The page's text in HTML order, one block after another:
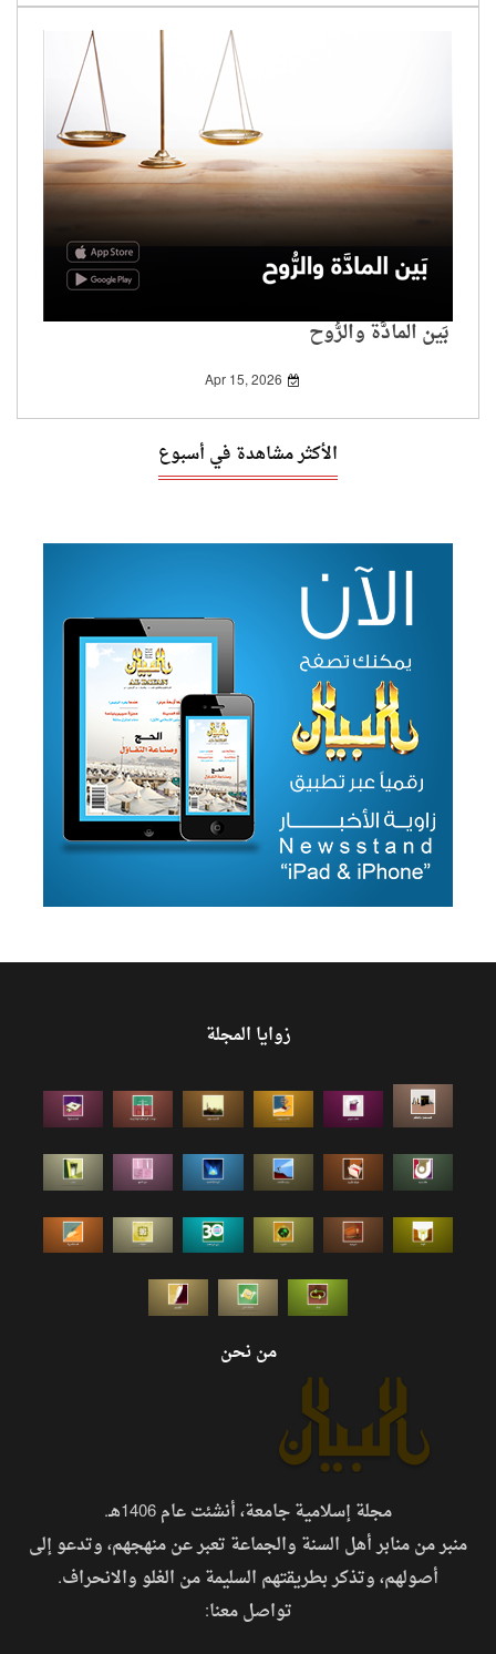
بَين المادَّة والرُّوح
Apr 15, 2026
الأكثر مشاهدة في أسبوع
زوايا المجلة
من نحن
مجلة إسلامية جامعة، أنشئت عام 1406هـ.
منبر من منابر أهل السنة والجماعة تعبر عن منهجهم، وتدعو إلى
أصولهم، وتذكر بطريقتهم السليمة من الغلو والانحراف.
تواصل معنا: